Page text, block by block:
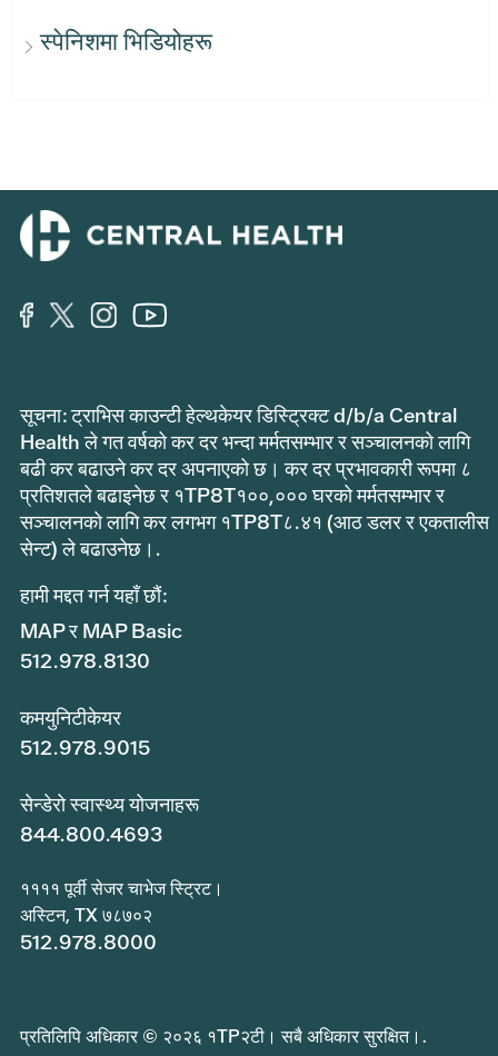
स्पेनिशमा भिडियोहरू
सूचना: ट्राभिस काउन्टी हेल्थकेयर डिस्ट्रिक्ट d/b/a Central
Health ले गत वर्षको कर दर भन्दा मर्मतसम्भार र सञ्चालनको लागि
बढी कर बढाउने कर दर अपनाएको छ। कर दर प्रभावकारी रूपमा ८
प्रतिशतले बढाइनेछ र १TP8T१००,००० घरको मर्मतसम्भार र
सञ्चालनको लागि कर लगभग १TP8T८.४१ (आठ डलर र एकतालीस
सेन्ट) ले बढाउनेछ।.
हामी मद्दत गर्न यहाँ छौं:
MAP र MAP Basic
512.978.8130
कमयुनिटीकेयर
512.978.9015
सेन्डेरो स्वास्थ्य योजनाहरू
844.800.4693
११११ पूर्वी सेजर चाभेज स्ट्रिट।
अस्टिन, TX ७८७०२
512.978.8000
प्रतिलिपि अधिकार © २०२६ १TP२टी। सबै अधिकार सुरक्षित।.